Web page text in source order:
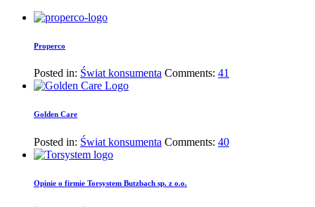
Properco
Posted in: Świat konsumenta Comments: 41
Golden Care
Posted in: Świat konsumenta Comments: 40
Opinie o firmie Torsystem Butzbach sp. z o.o.